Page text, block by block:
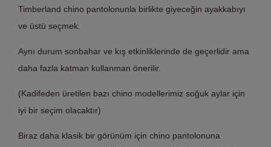
Timberland chino pantolonunla birlikte giyeceğin ayakkabıyı
ve üstü seçmek.
Aynı durum sonbahar ve kış etkinliklerinde de geçerlidir ama
daha fazla katman kullanman önerilir.
(Kadifeden üretilen bazı chino modellerimiz soğuk aylar için
iyi bir seçim olacaktır)
Biraz daha klasik bir görünüm için chino pantolonuna